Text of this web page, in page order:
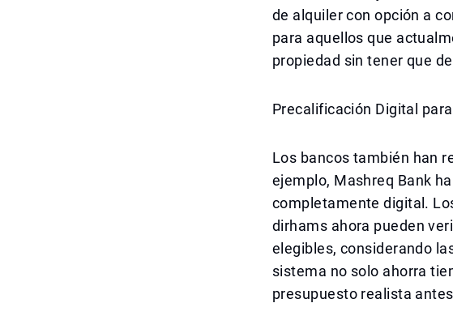
de alquiler con opción a
para aquellos que
propiedad sin tener que
Precalificación Digital
Los bancos también han
ejemplo, Mashreq Bank
completamente digital.
dirhams ahora pueden
elegibles, considerando
sistema no solo ahorra
presupuesto realista